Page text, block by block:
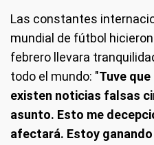
Las constantes
mundial de fútbol
febrero llevara
todo el mundo: "Tuve
existen noticias falsas
asunto. Esto me
afectará. Estoy